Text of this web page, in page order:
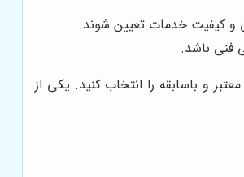
و کیفیت خدمات تعیین شوند.
فنی باشد.
و باسابقه را انتخاب کنید. یکی از